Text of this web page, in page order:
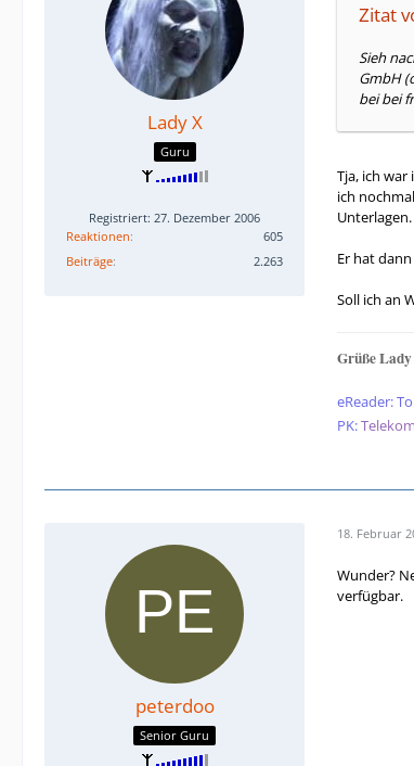
Lady X
Guru
Registriert: 27. Dezember 2006
Reaktionen
605
Beiträge
2.263
Zitat
Sieh
GmbH
bei bei
Tja, ich
ich
Unterlagen.
Er hat
Soll ich an
Grüße
eReader:
PK:
peterdoo
Senior Guru
18. Februar
Wunder?
verfügbar.